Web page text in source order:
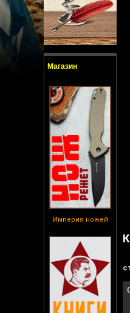
Магазин
Империя ножей